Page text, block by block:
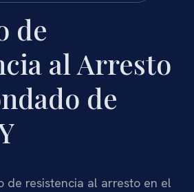
de
al Arresto
de
de resistencia al arresto en el